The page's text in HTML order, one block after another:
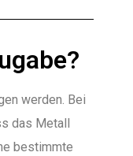
werden. Bei
das Metall
bestimmte